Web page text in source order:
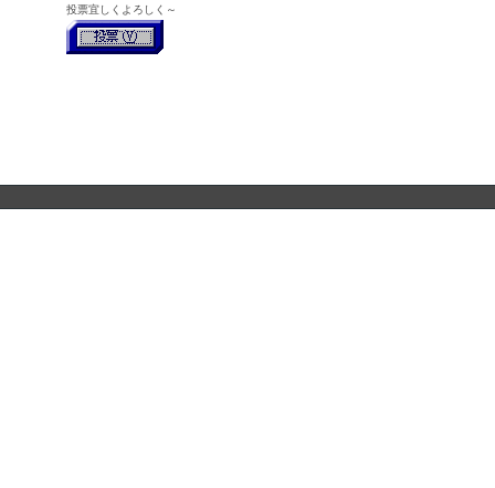
投票宜しくよろしく～